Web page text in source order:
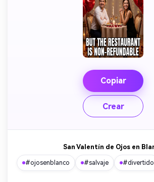
Copiar
Crear
San Valentín de Ojos en
#ojosenblanco #salvaje #divertido